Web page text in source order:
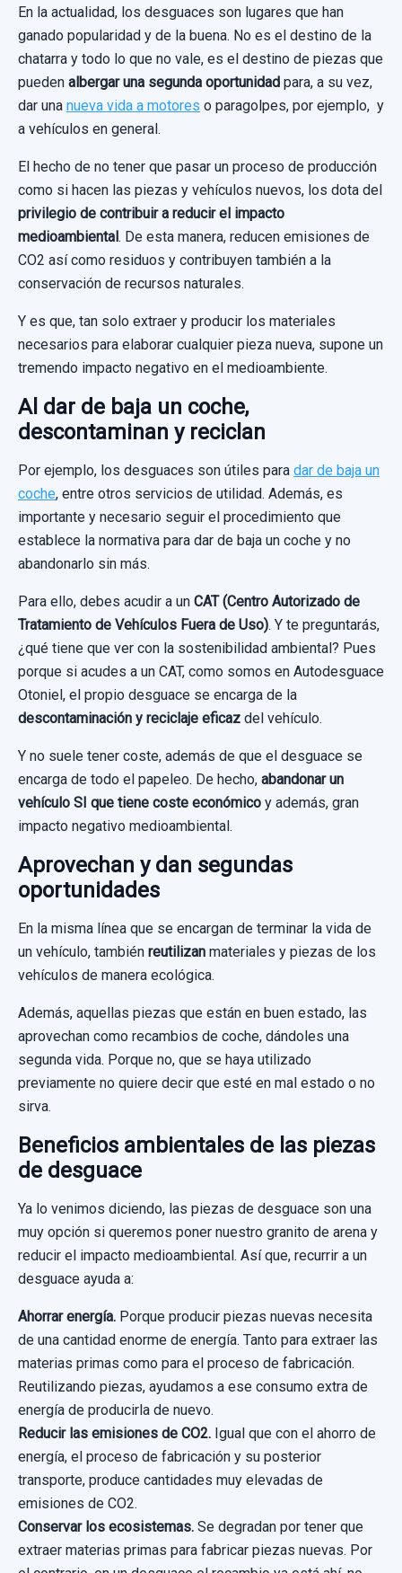
En la actualidad, los desguaces son lugares que han
ganado popularidad y de la buena. No es el destino de la
chatarra y todo lo que no vale, es el destino de piezas que
pueden albergar una segunda oportunidad para, a su vez,
dar una nueva vida a motores o paragolpes, por ejemplo, y
a vehículos en general.
El hecho de no tener que pasar un proceso de producción
como si hacen las piezas y vehículos nuevos, los dota del
privilegio de contribuir a reducir el impacto
medioambiental. De esta manera, reducen emisiones de
CO2 así como residuos y contribuyen también a la
conservación de recursos naturales.
Y es que, tan solo extraer y producir los materiales
necesarios para elaborar cualquier pieza nueva, supone un
tremendo impacto negativo en el medioambiente.
Al dar de baja un coche,
descontaminan y reciclan
Por ejemplo, los desguaces son útiles para dar de baja un
coche, entre otros servicios de utilidad. Además, es
importante y necesario seguir el procedimiento que
establece la normativa para dar de baja un coche y no
abandonarlo sin más.
Para ello, debes acudir a un CAT (Centro Autorizado de
Tratamiento de Vehículos Fuera de Uso). Y te preguntarás,
¿qué tiene que ver con la sostenibilidad ambiental? Pues
porque si acudes a un CAT, como somos en Autodesguace
Otoniel, el propio desguace se encarga de la
descontaminación y reciclaje eficaz del vehículo.
Y no suele tener coste, además de que el desguace se
encarga de todo el papeleo. De hecho, abandonar un
vehículo SI que tiene coste económico y además, gran
impacto negativo medioambiental.
Aprovechan y dan segundas
oportunidades
En la misma línea que se encargan de terminar la vida de
un vehículo, también reutilizan materiales y piezas de los
vehículos de manera ecológica.
Además, aquellas piezas que están en buen estado, las
aprovechan como recambios de coche, dándoles una
segunda vida. Porque no, que se haya utilizado
previamente no quiere decir que esté en mal estado o no
sirva.
Beneficios ambientales de las piezas
de desguace
Ya lo venimos diciendo, las piezas de desguace son una
muy opción si queremos poner nuestro granito de arena y
reducir el impacto medioambiental. Así que, recurrir a un
desguace ayuda a:
Ahorrar energía. Porque producir piezas nuevas necesita
de una cantidad enorme de energía. Tanto para extraer las
materias primas como para el proceso de fabricación.
Reutilizando piezas, ayudamos a ese consumo extra de
energía de producirla de nuevo.
Reducir las emisiones de CO2. Igual que con el ahorro de
energía, el proceso de fabricación y su posterior
transporte, produce cantidades muy elevadas de
emisiones de CO2.
Conservar los ecosistemas. Se degradan por tener que
extraer materias primas para fabricar piezas nuevas. Por